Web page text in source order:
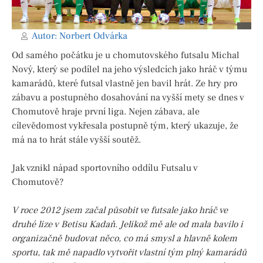
Autor: Norbert Odvárka
Od samého počátku je u chomutovského futsalu Michal
Nový, který se podílel na jeho výsledcích jako hráč v týmu
kamarádů, které futsal vlastně jen bavil hrát. Ze hry pro
zábavu a postupného dosahování na vyšší mety se dnes v
Chomutově hraje první liga. Nejen zábava, ale
cílevědomost vykřesala postupně tým, který ukazuje, že
má na to hrát stále vyšší soutěž.
Jak vznikl nápad sportovního oddílu Futsalu v
Chomutově?
V roce 2012 jsem začal působit ve futsale jako hráč ve
druhé lize v Betisu Kadaň. Jelikož mě ale od mala bavilo i
organizačně budovat něco, co má smysl a hlavně kolem
sportu, tak mě napadlo vytvořit vlastní tým plný kamarádů